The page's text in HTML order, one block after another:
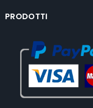
PRODOTTI